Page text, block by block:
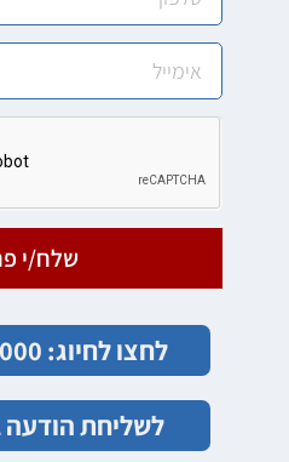
שלח/י
לחצו לחיוג: 077-9967000
לשליחת